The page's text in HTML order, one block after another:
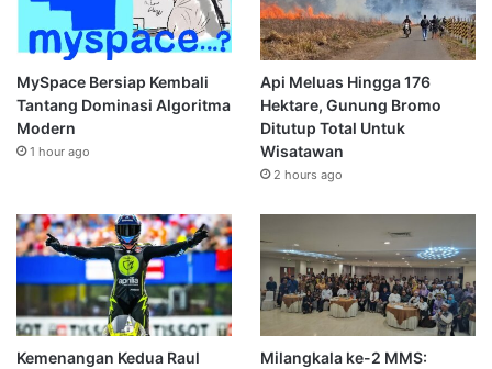
MySpace Bersiap Kembali
Tantang Dominasi Algoritma
Modern
1 hour ago
Api Meluas Hingga 176
Hektare, Gunung Bromo
Ditutup Total Untuk
Wisatawan
2 hours ago
Kemenangan Kedua Raul
Milangkala ke-2 MMS: